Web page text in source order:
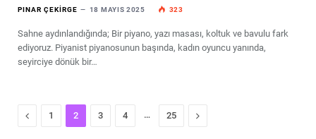
PINAR ÇEKIRGE 18 MAYIS 2025 323
Sahne aydınlandığında; Bir piyano, yazı masası, koltuk ve bavulu fark
ediyoruz. Piyanist piyanosunun başında, kadın oyuncu yanında,
seyirciye dönük bir…
Previous
1 2 3 4 … 25 Next